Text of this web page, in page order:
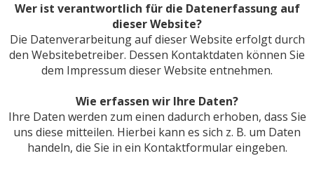
Wer ist verantwortlich für die Datenerfassung auf
dieser Website?
Die Datenverarbeitung auf dieser Website erfolgt durch
den Websitebetreiber. Dessen Kontaktdaten können Sie
dem Impressum dieser Website entnehmen.
Wie erfassen wir Ihre Daten?
Ihre Daten werden zum einen dadurch erhoben, dass Sie
uns diese mitteilen. Hierbei kann es sich z. B. um Daten
handeln, die Sie in ein Kontaktformular eingeben.